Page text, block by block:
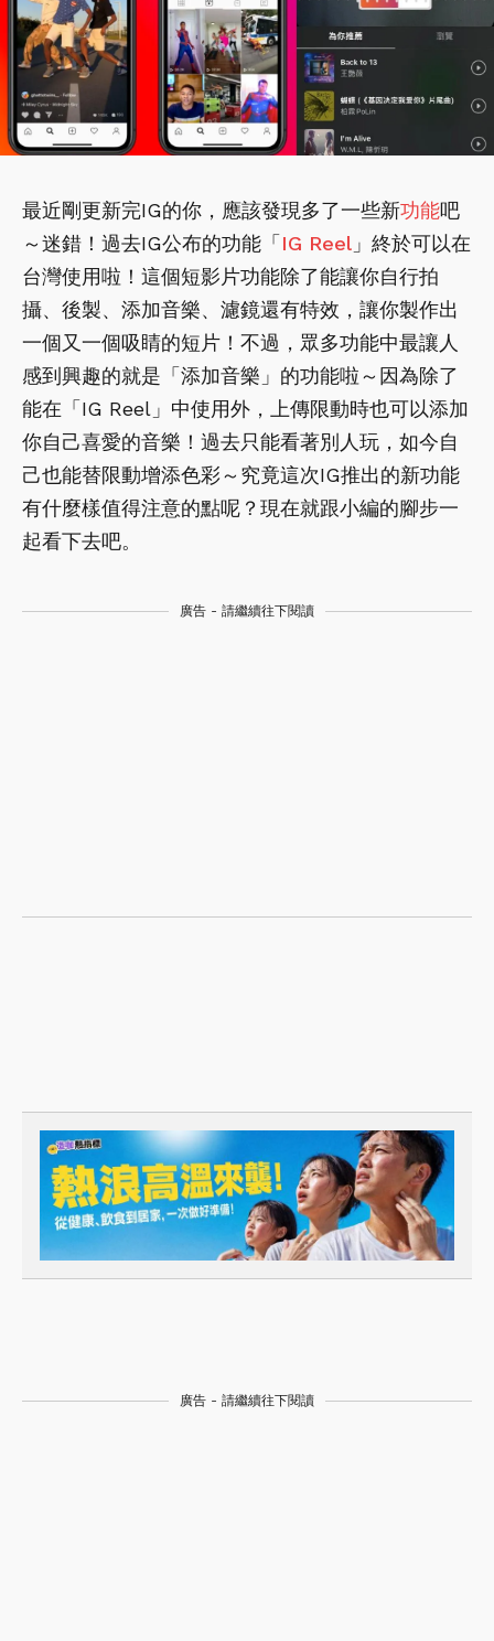
最近剛更新完IG的你，應該發現多了一些新功能吧
～迷錯！過去IG公布的功能「 IG Reel 」終於可以在
台灣使用啦！這個短影片功能除了能讓你自行拍
攝、後製、添加音樂、濾鏡還有特效，讓你製作出
一個又一個吸睛的短片！不過，眾多功能中最讓人
感到興趣的就是「添加音樂」的功能啦～因為除了
能在「IG Reel」中使用外，上傳限動時也可以添加
你自己喜愛的音樂！過去只能看著別人玩，如今自
己也能替限動增添色彩～究竟這次IG推出的新功能
有什麼樣值得注意的點呢？現在就跟小編的腳步一
起看下去吧。
廣告 - 請繼續往下閱讀
廣告 - 請繼續往下閱讀